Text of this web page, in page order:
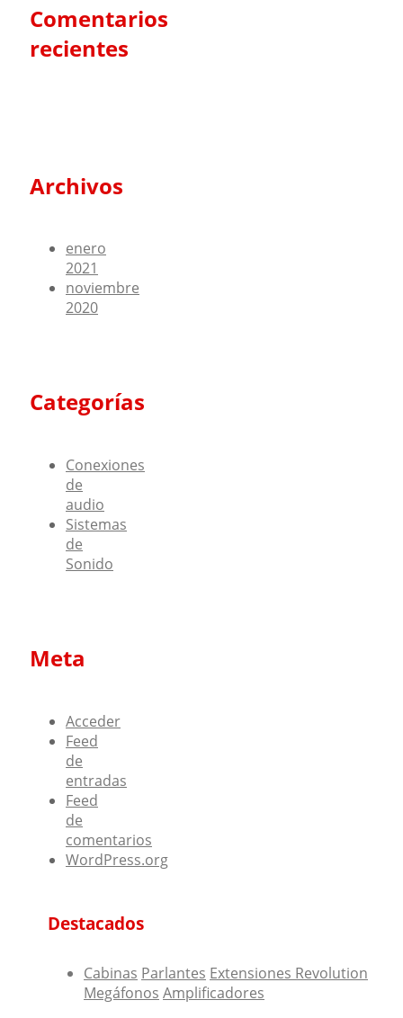
Comentarios
recientes
Archivos
enero
2021
noviembre
2020
Categorías
Conexiones
de
audio
Sistemas
de
Sonido
Meta
Acceder
Feed
de
entradas
Feed
de
comentarios
WordPress.org
Destacados
Cabinas Parlantes Extensiones Revolution
Megáfonos Amplificadores